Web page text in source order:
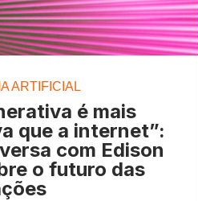
ARTIFICIAL
é mais
que a internet”:
com Edison
o futuro das